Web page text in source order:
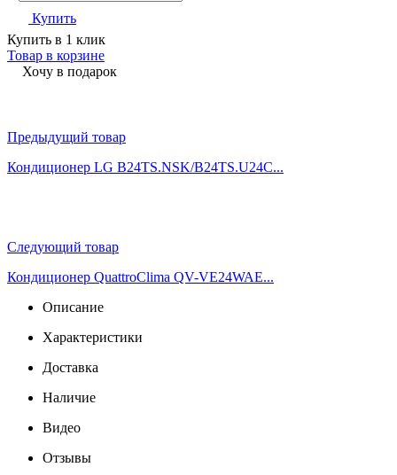
Купить
Купить в 1 клик
Товар в корзине
Хочу в подарок
Предыдущий товар
Кондиционер LG B24TS.NSK/B24TS.U24C...
Следующий товар
Кондиционер QuattroСlima QV-VE24WAE...
Описание
Характеристики
Доставка
Наличие
Видео
Отзывы